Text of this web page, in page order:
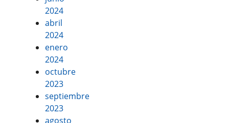
2024
abril
2024
enero
2024
octubre
2023
septiembre
2023
agosto